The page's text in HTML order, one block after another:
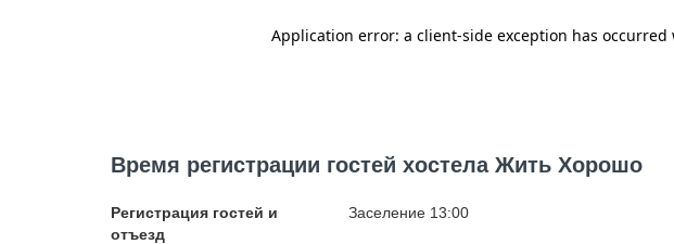
Время регистрации гостей хостела Жить Хорошо
Регистрация гостей и
отъезд
Заселение 13:00